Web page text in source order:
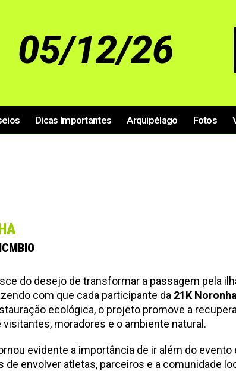
05/12/26
Dicas Importantes Arquipélago Fotos
do desejo de transformar a passagem pela
com que cada participante da 21K Noronha
ecológica, o projeto promove a
moradores e o ambiente natural.
evidente a importância de ir além do
de envolver atletas, parceiros e a comunidade